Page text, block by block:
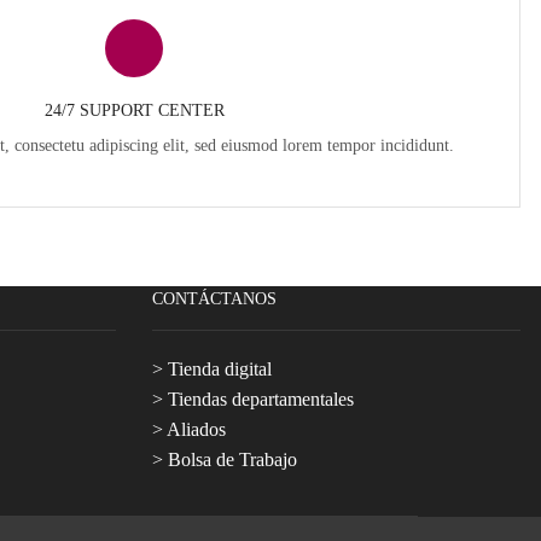
24/7 SUPPORT CENTER
consectetu adipiscing elit, sed eiusmod lorem tempor incididunt.
CONTÁCTANOS
> Tienda digital
> Tiendas departamentales
> Aliados
> Bolsa de Trabajo